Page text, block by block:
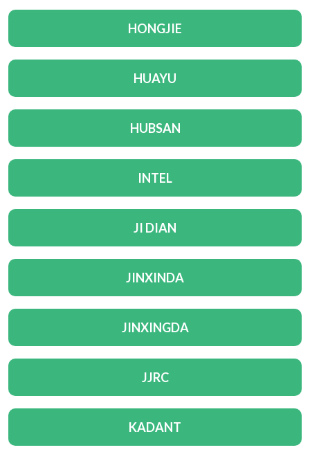
HONGJIE
HUAYU
HUBSAN
INTEL
JI DIAN
JINXINDA
JINXINGDA
JJRC
KADANT